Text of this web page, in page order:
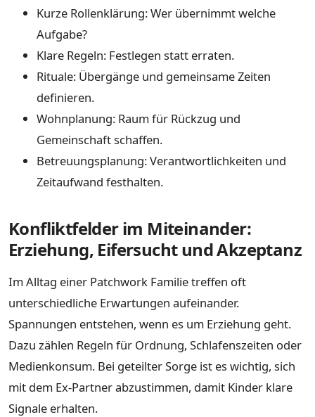
Kurze Rollenklärung: Wer übernimmt welche
Aufgabe?
Klare Regeln: Festlegen statt erraten.
Rituale: Übergänge und gemeinsame Zeiten
definieren.
Wohnplanung: Raum für Rückzug und
Gemeinschaft schaffen.
Betreuungsplanung: Verantwortlichkeiten und
Zeitaufwand festhalten.
Konfliktfelder im Miteinander:
Erziehung, Eifersucht und Akzeptanz
Im Alltag einer Patchwork Familie treffen oft
unterschiedliche Erwartungen aufeinander.
Spannungen entstehen, wenn es um Erziehung geht.
Dazu zählen Regeln für Ordnung, Schlafenszeiten oder
Medienkonsum. Bei geteilter Sorge ist es wichtig, sich
mit dem Ex-Partner abzustimmen, damit Kinder klare
Signale erhalten.